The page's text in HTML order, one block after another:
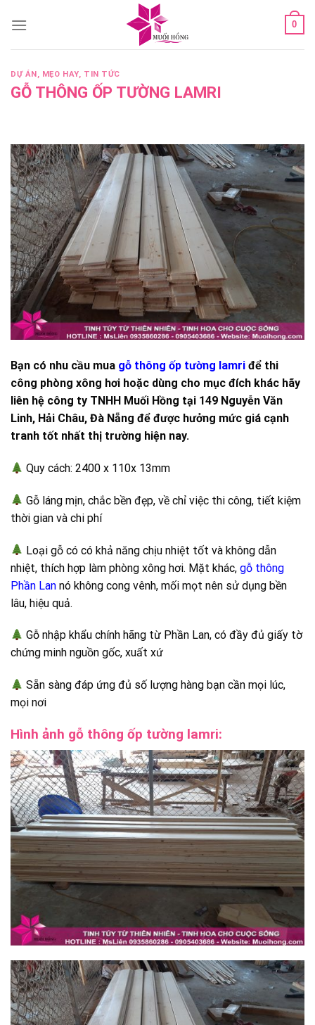
0
DỰ ÁN, MẸO HAY, TIN TỨC
GỖ THÔNG ỐP TƯỜNG LAMRI
Bạn có nhu cầu mua gỗ thông ốp tường lamri để thi
công phòng xông hơi hoặc dùng cho mục đích khác hãy
liên hệ công ty TNHH Muối Hồng tại 149 Nguyễn Văn
Linh, Hải Châu, Đà Nẵng để được hưởng mức giá cạnh
tranh tốt nhất thị trường hiện nay.
Quy cách: 2400 x 110x 13mm
Gỗ láng mịn, chắc bền đẹp, về chỉ việc thi công, tiết kiệm
thời gian và chi phí
Loại gỗ có có khả năng chịu nhiệt tốt và không dẫn
nhiệt, thích hợp làm phòng xông hơi. Mặt khác, gỗ thông
Phần Lan nó không cong vênh, mối mọt nên sử dụng bền
lâu, hiệu quả.
Gỗ nhập khẩu chính hãng từ Phần Lan, có đầy đủ giấy tờ
chứng minh nguồn gốc, xuất xứ
Sẵn sàng đáp ứng đủ số lượng hàng bạn cần mọi lúc,
mọi nơi
Hình ảnh gỗ thông ốp tường lamri: